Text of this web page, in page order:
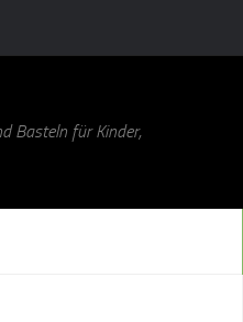
Basteln für Kinder,